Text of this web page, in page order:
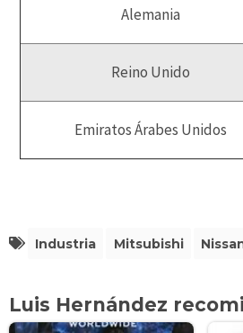
Alemania
Reino Unido
Emiratos Árabes Unidos
Industria Mitsubishi
Luis Hernández